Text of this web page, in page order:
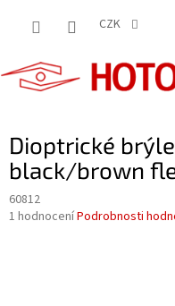
CZK
Dioptrické
black/brown
60812
Průměrné
1 hodnoceníPodrobnosti